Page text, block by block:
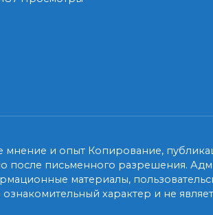
и опыт Копирование,
письменного разрешения.
материалы,
характер и не